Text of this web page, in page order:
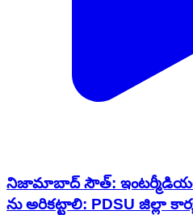
నిజామాబాద్ సౌత్:
ను అరికట్టాలి: PDSU జిల్లా